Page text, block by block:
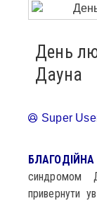
День
Дауна
Super
синдромом
привернути